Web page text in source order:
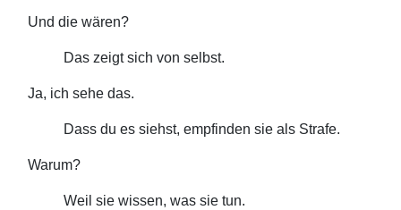
Und die wären?
Das zeigt sich von selbst.
Ja, ich sehe das.
Dass du es siehst, empfinden sie als Strafe.
Warum?
Weil sie wissen, was sie tun.